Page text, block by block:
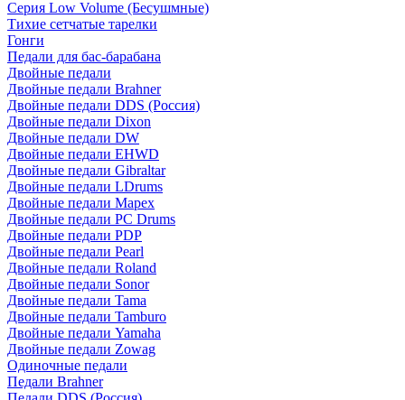
Серия Low Volume (Бесушмные)
Тихие сетчатые тарелки
Гонги
Педали для бас-барабана
Двойные педали
Двойные педали Brahner
Двойные педали DDS (Россия)
Двойные педали Dixon
Двойные педали DW
Двойные педали EHWD
Двойные педали Gibraltar
Двойные педали LDrums
Двойные педали Mapex
Двойные педали PC Drums
Двойные педали PDP
Двойные педали Pearl
Двойные педали Roland
Двойные педали Sonor
Двойные педали Tama
Двойные педали Tamburo
Двойные педали Yamaha
Двойные педали Zowag
Одиночные педали
Педали Brahner